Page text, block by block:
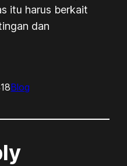
itu harus berkait
dan
Blog